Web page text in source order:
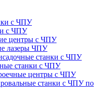
с ЧПУ
с ЧПУ
центры с ЧПУ
лазеры ЧПУ
станки с ЧПУ
станки с ЧПУ
центры с ЧПУ
станки с ЧПУ по